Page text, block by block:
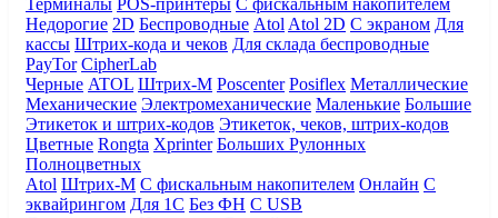
Недорогие 2D Беспроводные Atol Atol 2D С экраном Для
кассы Штрих-кода и чеков Для склада беспроводные
PayTor CipherLab
Черные ATOL Штрих-М Poscenter Posiflex Металлические
Механические Электромеханические Маленькие Большие
Этикеток и штрих-кодов Этикеток, чеков, штрих-кодов
Цветные Rongta Xprinter Больших Рулонных
Полноцветных
Atol Штрих-М С фискальным накопителем Онлайн С
эквайрингом Для 1С Без ФН С USB